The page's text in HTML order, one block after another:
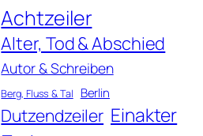
Achtzeiler
Alter, Tod & Abschied
Autor & Schreiben
Berg, Fluss & Tal Berlin
Dutzendzeiler Einakter